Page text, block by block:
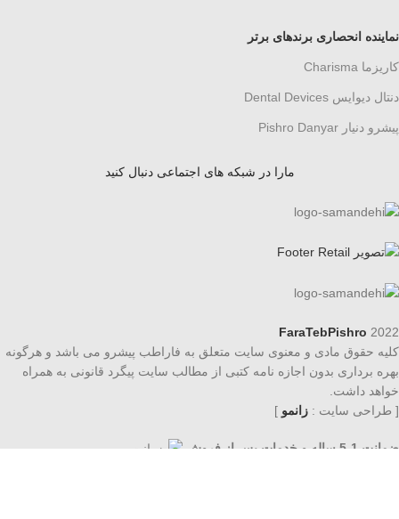
نماینده انحصاری برندهای برتر
کاریزما Charisma
دنتال دیوایس Dental Devices
پیشرو دنیار Pishro Danyar
مارا در شبکه های اجتماعی دنبال کنید
FaraTebPishro 2022
کلیه حقوق مادی و معنوی سایت متعلق به فاراطب پیشرو می باشد و هرگونه
بهره برداری بدون اجازه نامه کتبی از مطالب سایت پیگرد قانونی به همراه
خواهد داشت.
[ طراحی سایت : زانمو ]
ضمانت 1-5 ساله و خدمات پس از فروش